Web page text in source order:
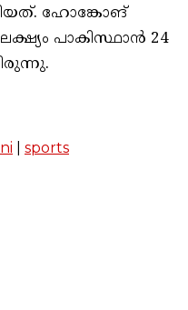
ഹോങ്കോങ്
പാകിസ്ഥാന്‍ 24
sports